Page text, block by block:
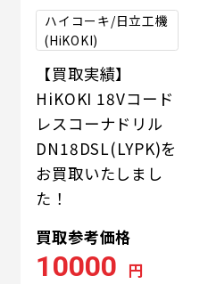
ハイコーキ/日立工機
(HiKOKI)
【買取実績】
HiKOKI 18Vコード
レスコーナドリル
DN18DSL(LYPK)を
お買取いたしまし
た！
買取参考価格
10000 円